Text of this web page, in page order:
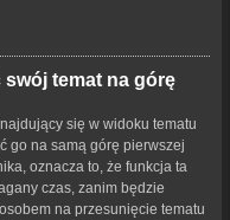
temat na górę
się w widoku tematu
go na samą górę pierwszej
oznacza to, że funkcja ta
czas, zanim będzie
na przesunięcie tematu